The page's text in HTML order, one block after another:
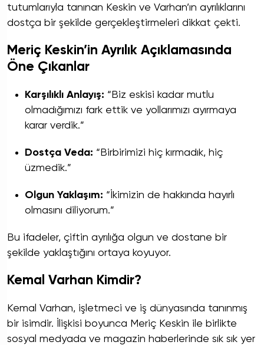
tutumlarıyla tanınan Keskin ve Varhan’ın ayrılıklarını
dostça bir şekilde gerçekleştirmeleri dikkat çekti.
Meriç Keskin’in Ayrılık Açıklamasında
Öne Çıkanlar
Karşılıklı Anlayış: “Biz eskisi kadar mutlu
olmadığımızı fark ettik ve yollarımızı ayırmaya
karar verdik.”
Dostça Veda: “Birbirimizi hiç kırmadık, hiç
üzmedik.”
Olgun Yaklaşım: “İkimizin de hakkında hayırlı
olmasını diliyorum.”
Bu ifadeler, çiftin ayrılığa olgun ve dostane bir
şekilde yaklaştığını ortaya koyuyor.
Kemal Varhan Kimdir?
Kemal Varhan, işletmeci ve iş dünyasında tanınmış
bir isimdir. İlişkisi boyunca Meriç Keskin ile birlikte
sosyal medyada ve magazin haberlerinde sık sık yer